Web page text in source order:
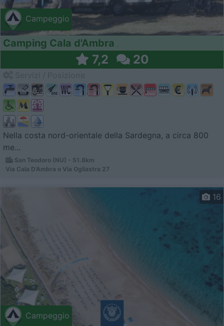
Campeggio
Camping Cala d'Ambra
7,2 20
Nella costa nord-orientale della Sardegna, a circa 800
me...
San Teodoro (NU) - 51.8km
Via Cala D’Ambra o Via Ogliastra 27
Campeggio
16